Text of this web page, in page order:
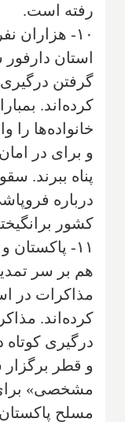
رفته است.
۱۰- هزاران
استان
گرفتن
کرده‌اند.
خانواده‌ها را
و برای در
پناه ببرند.
درباره
کشور
۱۱-
هم بر سر
مذاکرات در
کرده‌اند.
درگیری کوتاه
و قطر
مشخصی» برای
مسلح